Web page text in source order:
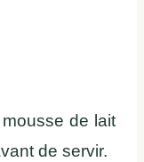
de lait
de servir.